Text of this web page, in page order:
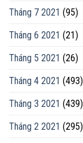
Tháng 7 2021 (95)
Tháng 6 2021 (21)
Tháng 5 2021 (26)
Tháng 4 2021 (493)
Tháng 3 2021 (439)
Tháng 2 2021 (295)